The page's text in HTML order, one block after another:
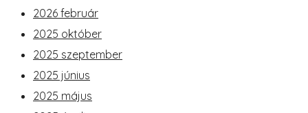
2026 február
2025 október
2025 szeptember
2025 június
2025 május